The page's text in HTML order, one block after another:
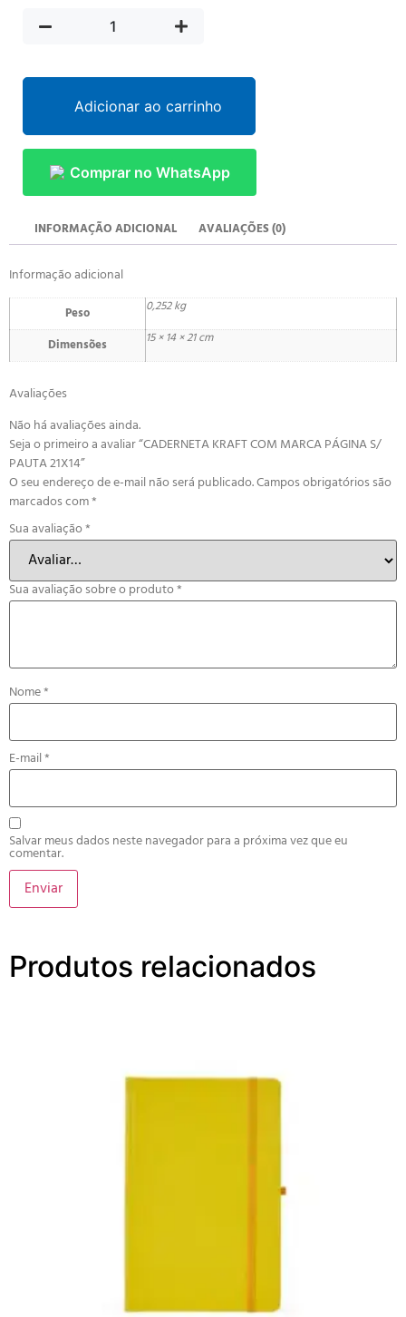
Adicionar ao carrinho
Comprar no WhatsApp
INFORMAÇÃO ADICIONAL AVALIAÇÕES (0)
Informação adicional
Peso 0,252 kg
Dimensões 15 × 14 × 21 cm
Avaliações
Não há avaliações ainda.
Seja o primeiro a avaliar “CADERNETA KRAFT COM MARCA PÁGINA S/
PAUTA 21X14”
O seu endereço de e-mail não será publicado.Campos obrigatórios são
marcados com*
Sua avaliação*
Sua avaliação sobre o produto*
Nome*
E-mail*
Salvar meus dados neste navegador para a próxima vez que eu
comentar.
Produtos relacionados